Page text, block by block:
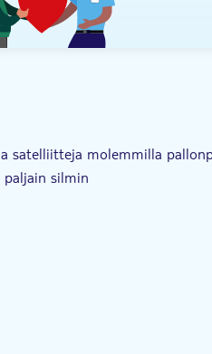
satelliitteja molemmilla
silmin